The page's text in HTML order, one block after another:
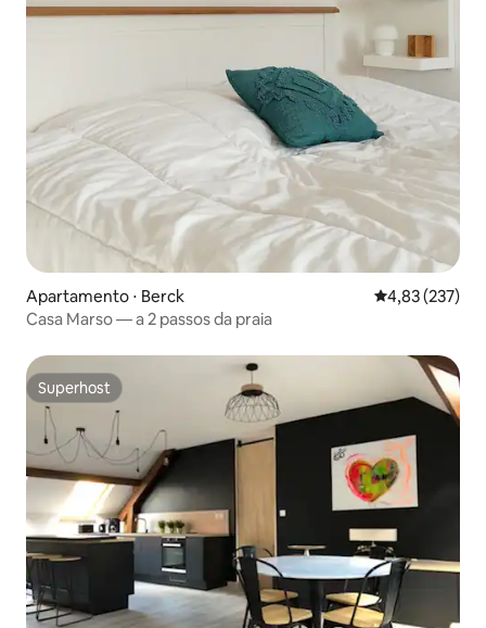
Apartamento ⋅ Berck 4,83 de uma
4,83 (237)
Casa Marso — a 2 passos da praia
Superhost
Superhost